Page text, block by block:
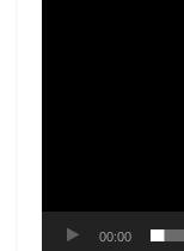
00:00